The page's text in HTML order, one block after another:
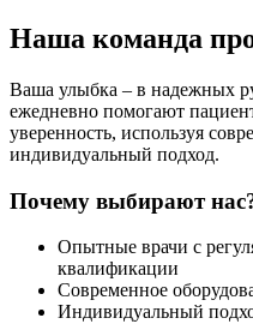
Наша команда
Ваша улыбка – в надежных
ежедневно помогают
уверенность, используя
индивидуальный подход.
Почему выбирают
Опытные врачи с
квалификации
Современное
Индивидуальный